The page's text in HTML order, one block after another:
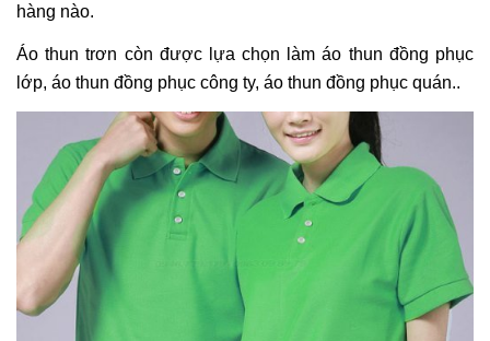
hàng nào.
Áo thun trơn còn được lựa chọn làm áo thun đồng phục
lớp, áo thun đồng phục công ty, áo thun đồng phục quán..